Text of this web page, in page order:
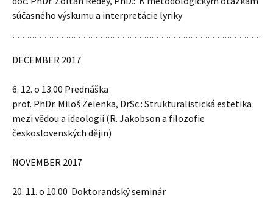
súčasného výskumu a interpretácie lyriky
DECEMBER 2017
6. 12. o 13.00 Prednáška
prof. PhDr. Miloš Zelenka, DrSc.: Strukturalistická estetika
mezi vědou a ideologií (R. Jakobson a filozofie
československých dějin)
NOVEMBER 2017
20. 11. o 10.00 Doktorandský seminár